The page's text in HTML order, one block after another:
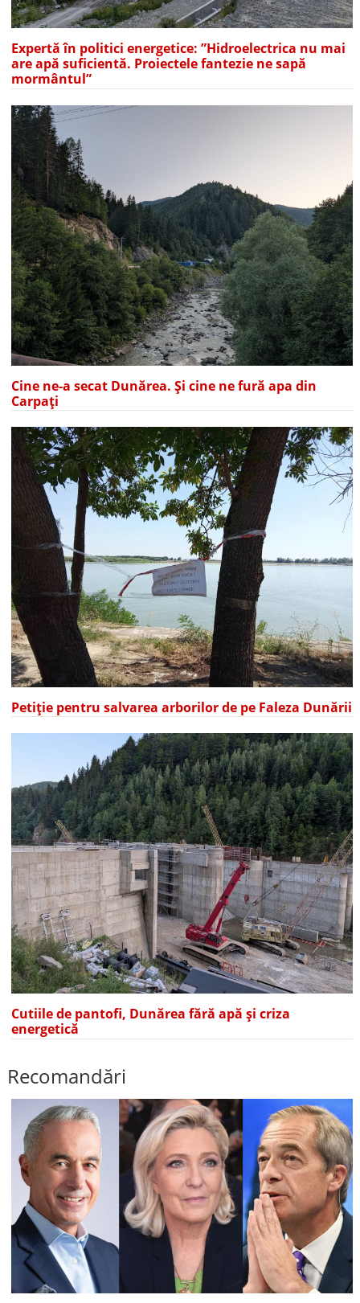
Expertă în politici energetice: ”Hidroelectrica nu mai
are apă suficientă. Proiectele fantezie ne sapă
mormântul”
Cine ne-a secat Dunărea. Și cine ne fură apa din
Carpați
Petiție pentru salvarea arborilor de pe Faleza Dunării
Cutiile de pantofi, Dunărea fără apă și criza
energetică
Recomandări